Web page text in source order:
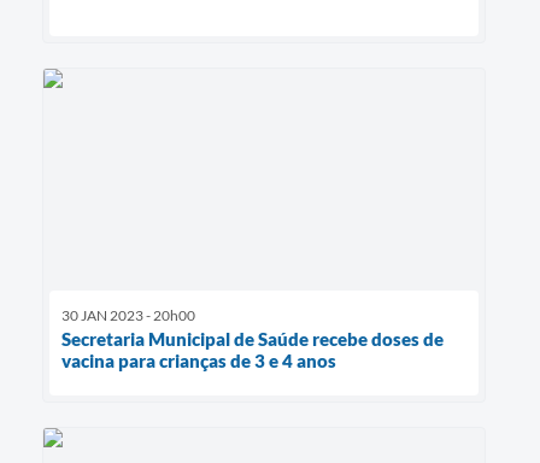
30 JAN 2023 - 20h00
Secretaria Municipal de Saúde recebe doses de
vacina para crianças de 3 e 4 anos